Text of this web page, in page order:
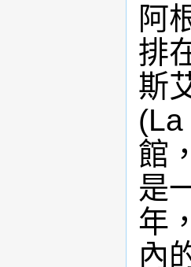
阿
排
斯
館
是
年
內